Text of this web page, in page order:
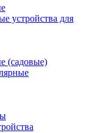
устройства для
(садовые)